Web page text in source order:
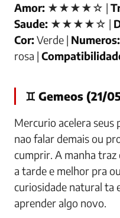
Amor: ★★★★☆ |
Saude: ★★★★☆ |
Cor:Verde | Numeros:
rosa |
♊ Gemeos (21/
Mercurio acelera
nao falar demais ou
cumprir. A manha
a tarde e melhor pra
curiosidade natural ta
aprender algo novo.